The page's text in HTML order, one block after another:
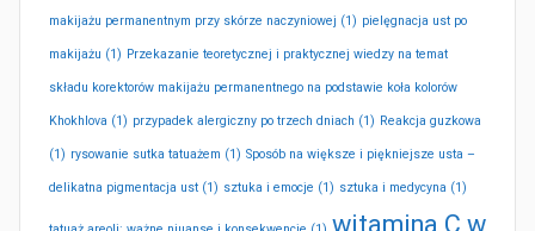
makijażu permanentnym przy skórze naczyniowej (1) pielęgnacja ust po
makijażu (1) Przekazanie teoretycznej i praktycznej wiedzy na temat
składu korektorów makijażu permanentnego na podstawie koła kolorów
Khokhlova (1) przypadek alergiczny po trzech dniach (1) Reakcja guzkowa
(1) rysowanie sutka tatuażem (1) Sposób na większe i piękniejsze usta –
delikatna pigmentacja ust (1) sztuka i emocje (1) sztuka i medycyna (1)
witamina C w